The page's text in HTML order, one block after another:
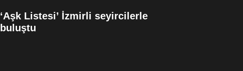
‘Aşk Listesi’ İzmirli seyircilerle
buluştu